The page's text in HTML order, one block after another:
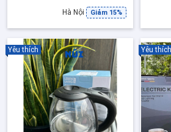
Hà Nội Giảm 15%
Yêu thích Yêu thích